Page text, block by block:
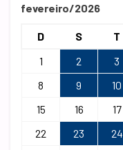
fevereiro/2026
D S T
1
2 3
8
9 10
15
16 17
22
23 24